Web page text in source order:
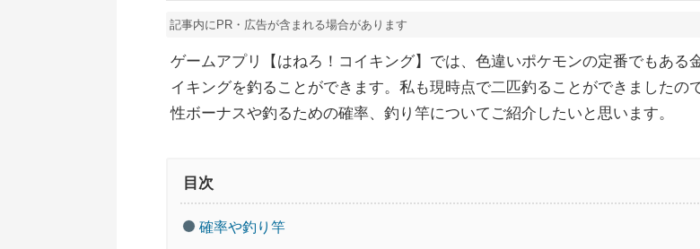
記事内にPR・広告が含まれる場合があります
ゲームアプリ【はねろ！コイキング】では、色違いポケモンの定番でもある
イキングを釣ることができます。私も現時点で二匹釣ることができましたの
性ボーナスや釣るための確率、釣り竿についてご紹介したいと思います。
目次
確率や釣り竿